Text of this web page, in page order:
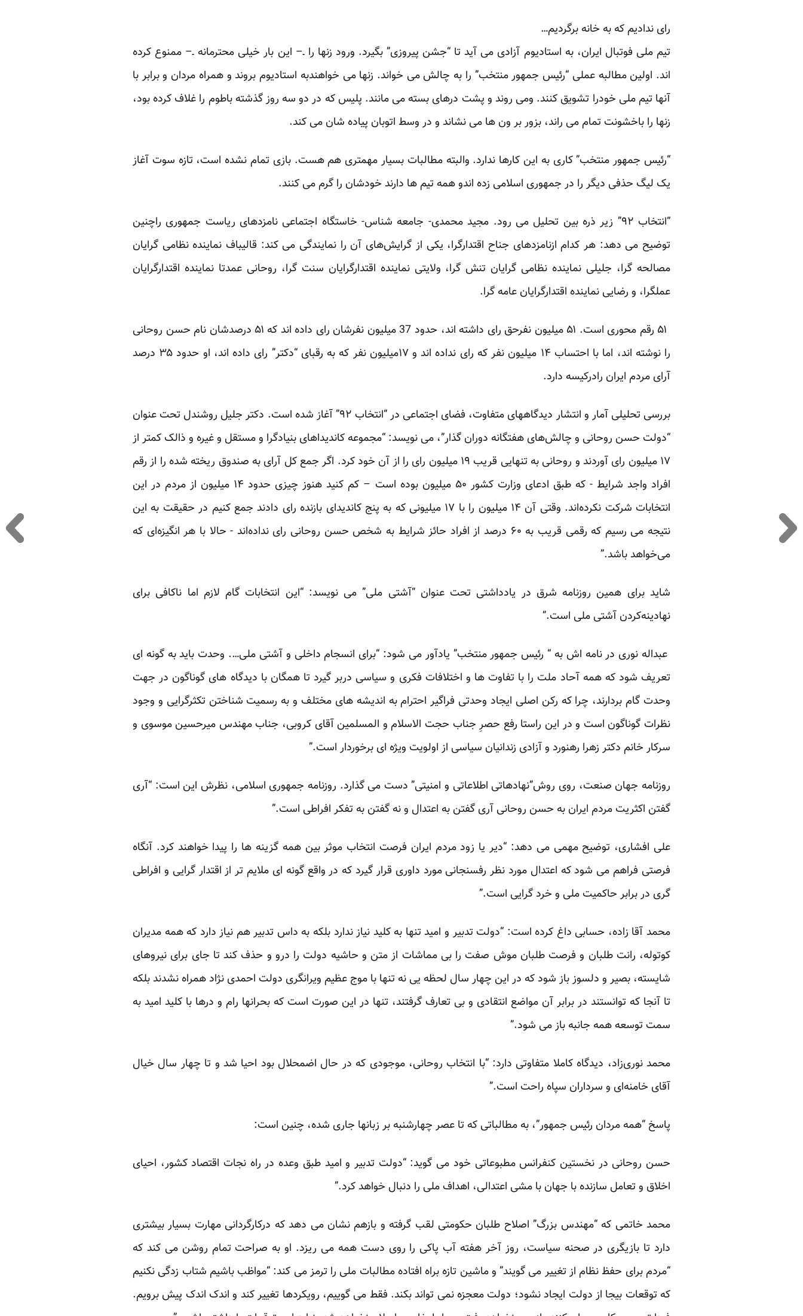
رای ندادیم که به خانه برگردیم…
تیم ملی فوتبال ایران، به استادیوم آزادی می آید تا “جشن پیروزی” بگیرد. ورود زنها را ـ– این بار خیلی محترمانه ـ– ممنوع کرده
اند. اولین مطالبه عملی “رئیس جمهور منتخب” را به چالش می خواند. زنها می خواهندبه استادیوم بروند و همراه مردان و برابر با
آنها تیم ملی خودرا تشویق کنند. ومی روند و پشت درهای بسته می مانند. پلیس که در دو سه روز گذشته باطوم را غلاف کرده بود،
زنها را باخشونت تمام می راند، بزور بر ون ها می نشاند و در وسط اتوبان پیاده شان می کند.
“رئیس جمهور منتخب” کاری به این کارها ندارد. والبته مطالبات بسیار مهمتری هم هست.بازی تمام نشده است، تازه سوت آغاز
یک لیگ حذفی دیگر را در جمهوری اسلامی زده اندو همه تیم ها دارند خودشان را گرم می کنند.
“انتخاب ۹۲” زیر ذره بین تحلیل می رود. مجید محمدی- جامعه شناس- خاستگاه اجتماعی نامزدهای ریاست جمهوری راچنین
توضیح می دهد: هر کدام ازنامزدهای جناح اقتدارگرا، یکی از گرایش‌های آن را نمایندگی می کند: قالیباف نماینده‌ نظامی گرایان
مصالحه گرا، جلیلی نماینده‌ نظامی گرایان تنش گرا، ولایتی نماینده‌ اقتدارگرایان سنت گرا، روحانی عمدتا نماینده‌ اقتدارگرایان
عملگرا، و رضایی نماینده‌ اقتدارگرایان عامه گرا.
۵۱ رقم محوری است. ۵۱ میلیون نفرحق رای داشته اند، حدود 37 میلیون نفرشان رای داده اند که ۵۱ درصدشان نام حسن روحانی
را نوشته اند، اما با احتساب ۱۴ میلیون نفر که رای نداده اند و ۱۷میلیون نفر که به رقبای “دکتر” رای داده اند، او حدود ۳۵ درصد
آرای مردم ایران رادرکیسه دارد.
بررسی تحلیلی آمار و انتشار دیدگاههای متفاوت، فضای اجتماعی در “انتخاب ۹۲” آغاز شده است. دکتر جلیل روشندل تحت عنوان
“دولت حسن روحانی و چالش‌های هفتگانه دوران گذار”، می نویسد: “مجموعه کاندیداهای بنیادگرا و مستقل و غیره و ذالک کمتر از
۱۷ میلیون رای آوردند و روحانی به تنهایی قریب ۱۹ میلیون رای را از آن خود کرد. اگر جمع کل آرای به صندوق ریخته شده را از رقم
افراد واجد شرایط - که طبق ادعای وزارت کشور ۵۰ میلیون بوده است – کم کنید هنوز چیزی حدود ۱۴ میلیون از مردم در این
انتخابات شرکت نکرده‌اند. وقتی آن ۱۴ میلیون را با ۱۷ میلیونی که به پنج کاندیدای بازنده رای دادند جمع کنیم در حقیقت به این
نتیجه می رسیم که رقمی قریب به ۶۰ درصد از افراد حائز شرایط به شخص حسن روحانی رای نداده‌اند - حالا با هر انگیزه‌ای که
می‌خواهد باشد.”
شاید برای همین روزنامه شرق در یادداشتی تحت عنوان “آشتی ملی” می نویسد: “این انتخابات گام لازم اما ناکافی برای
نهادینه‌کردن آشتی ملی است.”
عبداله نوری در نامه اش به “ رئیس جمهور منتخب” یادآور می شود: “برای انسجام داخلی و آشتی ملی…. وحدت باید به گونه ای
تعریف شود که همه آحاد ملت را با تفاوت ها و اختلافات فکری و سیاسی دربر گیرد تا همگان با دیدگاه های گوناگون در جهت
وحدت گام بردارند، چرا که رکن اصلی ایجاد وحدتی فراگیر احترام به اندیشه های مختلف و به رسمیت شناختن تکثرگرایی و وجود
نظرات گوناگون است و در این راستا رفع حصرِ جناب حجت الاسلام و المسلمین آقای کروبی، جناب مهندس میرحسین موسوی و
سرکار خانم دکتر زهرا رهنورد و آزادی زندانیان سیاسی از اولویت ویژه ای برخوردار است.”
روزنامه جهان صنعت، روی روش”نهادهاتی اطلاعاتی و امنیتی” دست می گذارد. روزنامه جمهوری اسلامی، نظرش این است: “آری
گفتن اکثریت مردم ایران به حسن روحانی آری گفتن به اعتدال و نه گفتن به تفکر افراطی است.”
علی افشاری، توضیح مهمی می دهد: “دیر یا زود مردم ایران فرصت انتخاب موثر بین همه گزینه ها را پیدا خواهند کرد. آنگاه
فرصتی فراهم می شود که اعتدال مورد نظر رفسنجانی مورد داوری قرار گیرد که در واقع گونه ای ملایم تر از اقتدار گرایی و افراطی
گری در برابر حاکمیت ملی و خرد گرایی است.”
محمد آقا زاده، حسابی داغ کرده است: “دولت تدبیر و امید تنها به کلید نیاز ندارد بلکه به داس تدبیر هم نیاز دارد که همه مدیران
کوتوله، رانت طلبان و فرصت طلبان موش صفت را بی مماشات از متن و حاشیه دولت را درو و حذف کند تا جای برای نیروهای
شایسته، بصیر و دلسوز باز شود که در این چهار سال لحظه یی نه تنها با موج عظیم ویرانگری دولت احمدی نژاد همراه نشدند بلکه
تا آنجا که توانستند در برابر آن مواضع انتقادی و بی تعارف گرفتند، تنها در این صورت است که بحرانها رام و درها با کلید امید به
سمت توسعه همه جانبه باز می شود.”
محمد نوری‌زاد، دیدگاه کاملا متفاوتی دارد: “با انتخاب روحانی، موجودی که در حال اضمحلال بود احیا شد و تا چهار سال خیال
آقای خامنه‌ای و سرداران سپاه راحت است.”
پاسخ “همه مردان رئیس جمهور”، به مطالباتی که تا عصر چهارشنبه بر زبانها جاری شده، چنین است:
حسن روحانی در نخستین کنفرانس مطبوعاتی خود می گوید: “دولت تدبیر و امید طبق وعده در راه نجات اقتصاد کشور، احیای
اخلاق و تعامل سازنده با جهان با مشی اعتدالی، اهداف ملی را دنبال خواهد کرد.”
محمد خاتمی که “مهندس بزرگ” اصلاح طلبان حکومتی لقب گرفته و بازهم نشان می دهد که درکارگردانی مهارت بسیار بیشتری
دارد تا بازیگری در صحنه سیاست، روز آخر هفته آب پاکی را روی دست همه می ریزد. او به صراحت تمام روشن می کند که
“مردم برای حفظ نظام از تغییر می گویند” و ماشین تازه براه افتاده مطالبات ملی را ترمز می کند: “مواظب باشیم شتاب زدگی نکنیم
که توقعات بیجا از دولت ایجاد نشود؛ دولت معجزه نمی تواند بکند. فقط می گوییم، رویکردها تغییر کند و اندک اندک پیش برویم.